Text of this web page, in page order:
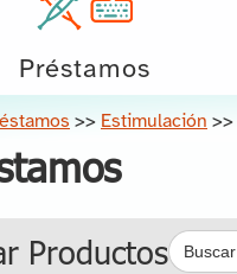
Préstamos
>> Estimulación >>
ProductosBuscar: